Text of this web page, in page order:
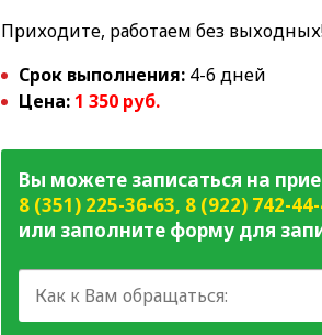
Приходите, работаем без
Срок выполнения: 4-6 дней
Цена: 1 350 руб.
Вы можете записаться на
8 (351) 225-36-63, 8 (922) 742-
или заполните форму для